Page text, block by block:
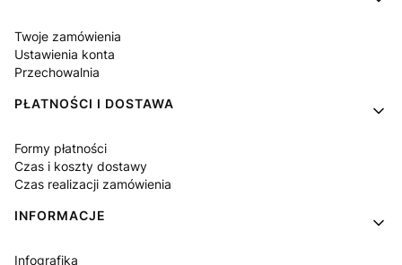
Twoje zamówienia
Ustawienia konta
Przechowalnia
PŁATNOŚCI I DOSTAWA
Formy płatności
Czas i koszty dostawy
Czas realizacji zamówienia
INFORMACJE
Infografika